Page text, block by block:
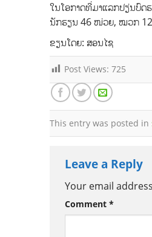
ໃນໂອກາດທີ່ມາແລກປຽ່ນບົດ
ນັກຮຽນ 46 ໜ່ວຍ, ໝວກ 12
ຂຽນໂດຍ: ສອນໄຊ
Post Views: 725
This entry was posted in
Leave a Reply
Your email
Comment *